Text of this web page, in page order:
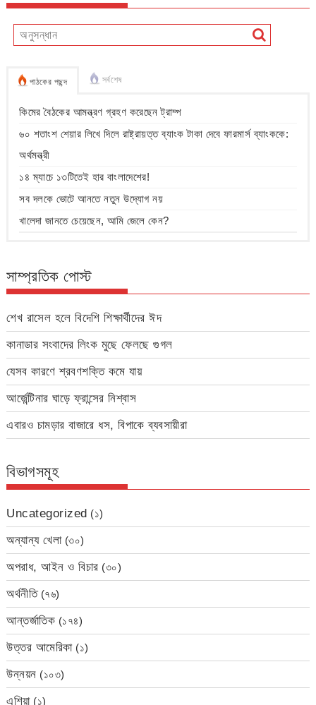
পাঠকের পছন্দ সর্বশেষ
কিমের বৈঠকের আমন্ত্রণ গ্রহণ করেছেন ট্রাম্প
৬০ শতাংশ শেয়ার লিখে দিলে রাষ্ট্রায়ত্ত ব্যাংক টাকা দেবে ফারমার্স ব্যাংককে:
অর্থমন্ত্রী
১৪ ম্যাচে ১৩টিতেই হার বাংলাদেশের!
সব দলকে ভোটে আনতে নতুন উদ্যোগ নয়
খালেদা জানতে চেয়েছেন, আমি জেলে কেন?
সাম্প্রতিক পোস্ট
শেখ রাসেল হলে বিদেশি শিক্ষার্থীদের ঈদ
কানাডার সংবাদের লিংক মুছে ফেলছে গুগল
যেসব কারণে শ্রবণশক্তি কমে যায়
আর্জেন্টিনার ঘাড়ে ফ্রান্সের নিশ্বাস
এবারও চামড়ার বাজারে ধস, বিপাকে ব্যবসায়ীরা
বিভাগসমূহ
Uncategorized (১)
অন্যান্য খেলা(৩০)
অপরাধ, আইন ও বিচার (৩০)
অর্থনীতি(৭৬)
আন্তর্জাতিক (১৭৪)
উত্তর আমেরিকা(১)
উন্নয়ন (১০৩)
এশিয়া(১)